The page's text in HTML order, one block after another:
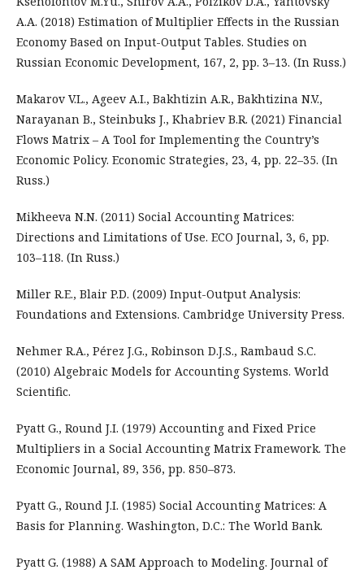
A.A. (2018) Estimation of Multiplier Effects in the Russian
Economy Based on Input-Output Tables. Studies on
Russian Economic Development, 167, 2, pp. 3–13. (In Russ.)
Makarov V.L., Ageev A.I., Bakhtizin A.R., Bakhtizina N.V.,
Narayanan B., Steinbuks J., Khabriev B.R. (2021) Financial
Flows Matrix – A Tool for Implementing the Country’s
Economic Policy. Economic Strategies, 23, 4, pp. 22–35. (In
Russ.)
Mikheeva N.N. (2011) Social Accounting Matrices:
Directions and Limitations of Use. ECO Journal, 3, 6, pp.
103–118. (In Russ.)
Miller R.E., Blair P.D. (2009) Input-Output Analysis:
Foundations and Extensions. Cambridge University Press.
Nehmer R.A., Pérez J.G., Robinson D.J.S., Rambaud S.C.
(2010) Algebraic Models for Accounting Systems. World
Scientific.
Pyatt G., Round J.I. (1979) Accounting and Fixed Price
Multipliers in a Social Accounting Matrix Framework. The
Economic Journal, 89, 356, pp. 850–873.
Pyatt G., Round J.I. (1985) Social Accounting Matrices: A
Basis for Planning. Washington, D.C.: The World Bank.
Pyatt G. (1988) A SAM Approach to Modeling. Journal of